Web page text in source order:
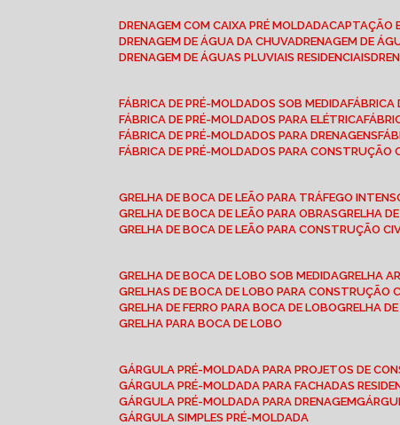
DRENAGEM COM CAIXA PRÉ MOLDADA CAPTAÇÃO
DRENAGEM DE ÁGUA DA CHUVA DRENAGEM DE
DRENAGEM DE ÁGUAS PLUVIAIS RESIDENCIAIS
FÁBRICA DE PRÉ-MOLDADOS SOB MEDIDA
FÁBRICA DE PRÉ-MOLDADOS PARA ELÉTRICA
FÁBRICA DE PRÉ-MOLDADOS PARA DRENAGENS
FÁBRICA DE PRÉ-MOLDADOS PARA CONSTRUÇÃO
GRELHA DE BOCA DE LEÃO PARA TRÁFEGO
GRELHA DE BOCA DE LEÃO PARA OBRAS
GRELHA
GRELHA DE BOCA DE LEÃO PARA CONSTRUÇÃO
GRELHA DE BOCA DE LOBO SOB MEDIDA
GRELHA
GRELHAS DE BOCA DE LOBO PARA CONSTRUÇÃO
GRELHA DE FERRO PARA BOCA DE LOBO
GRELHA
GRELHA PARA BOCA DE LOBO
GÁRGULA PRÉ-MOLDADA PARA PROJETOS DE
GÁRGULA PRÉ-MOLDADA PARA FACHADAS
GÁRGULA PRÉ-MOLDADA PARA DRENAGEM
GÁRGULA SIMPLES PRÉ-MOLDADA